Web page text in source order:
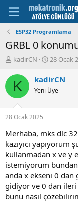
ESP32 Programlama
GRBL 0
K
n
u
u
b
a
ş
a
t
a
n
kadirCN
B
ş
l
a
t
a
i
h
28 Ocak
K kadirCN
Yeni Üye
28 Ocak 2025
Merhaba, mks dlc
kazıyıcı
kullanmadan x ve y
istemiyorum
anda x ekseni 0
gidiyor ve 0 dan
bunu nasıl